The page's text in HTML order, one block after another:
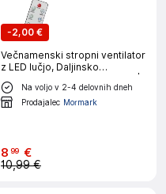
-2,00 €
Večnamenski stropni ventilator
z LED lučjo, Daljinsko
upravljanje (Bela, 23 x 12 cm) |
FANGLONa voljo v 2-4 delovnih dneh
Prodajalec Mormark
8 99 €
10,99 €